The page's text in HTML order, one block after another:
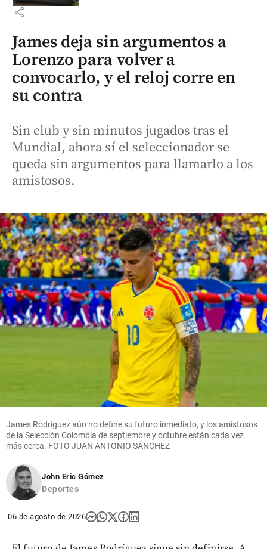
share
James deja sin argumentos a
Lorenzo para volver a
convocarlo, y el reloj corre en
su contra
Sin club y sin minutos jugados tras el
Mundial, ahora sí el seleccionador se
queda sin argumentos para llamarlo a los
amistosos.
James Rodríguez aún no define su futuro inmediato, y los amistosos
de la Selección Colombia de septiembre y octubre están cada vez
más cerca. FOTO JUAN ANTONIO SÁNCHEZ
John Eric Gómez
Deportes
06 de agosto de 2026